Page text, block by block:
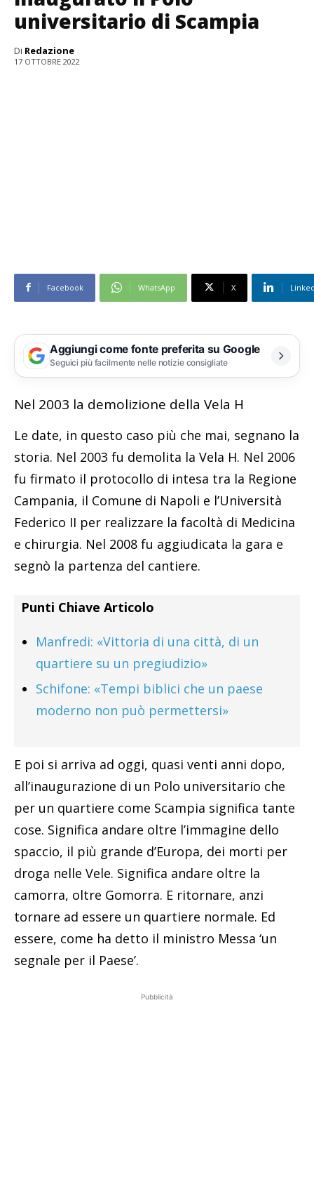
universitario di Scampia
Di Redazione
17 OTTOBRE 2022
Facebook WhatsApp X
Aggiungi come fonte preferita su Google
Seguici più facilmente nelle notizie consigliate
Nel 2003 la demolizione della Vela H
Le date, in questo caso più che mai, segnano la
storia. Nel 2003 fu demolita la Vela H. Nel 2006
fu firmato il protocollo di intesa tra la Regione
Campania, il Comune di Napoli e l’Università
Federico II per realizzare la facoltà di Medicina
e chirurgia. Nel 2008 fu aggiudicata la gara e
segnò la partenza del cantiere.
Punti Chiave Articolo
Manfredi: «Vittoria di una città, di un
quartiere su un pregiudizio»
Schifone: «Tempi biblici che un paese
moderno non può permettersi»
E poi si arriva ad oggi, quasi venti anni dopo,
all’inaugurazione di un Polo universitario che
per un quartiere come Scampia significa tante
cose. Significa andare oltre l’immagine dello
spaccio, il più grande d’Europa, dei morti per
droga nelle Vele. Significa andare oltre la
camorra, oltre Gomorra. E ritornare, anzi
tornare ad essere un quartiere normale. Ed
essere, come ha detto il ministro Messa ‘un
segnale per il Paese’.
Pubblicità